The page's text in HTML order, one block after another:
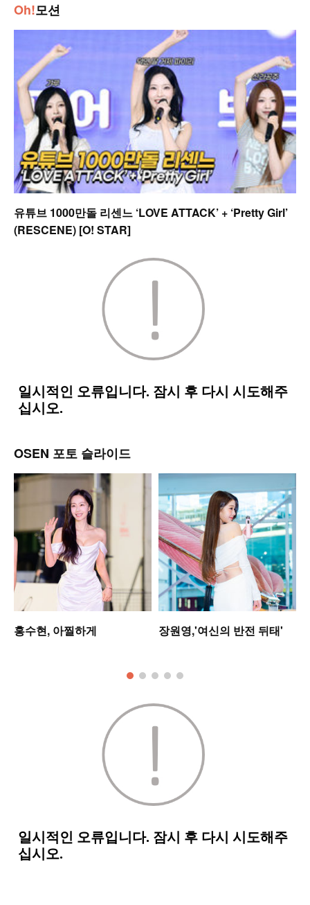
Oh!모션
유튜브 1000만돌 리센느 ‘LOVE ATTACK’ + ‘Pretty Girl’
(RESCENE) [O! STAR]
OSEN 포토 슬라이드
홍수현, 아찔하게 장원영,'여신의 반전 뒤태'